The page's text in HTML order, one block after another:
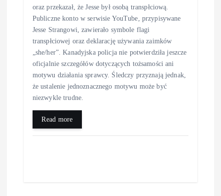
oraz przekazał, że Jesse był osobą transpłciową.
Publiczne konto w serwisie YouTube, przypisywane
Jesse Strangowi, zawierało symbole flagi
transpłciowej oraz deklarację używania zaimków
„she/her”. Kanadyjska policja nie potwierdziła jeszcze
oficjalnie szczegółów dotyczących tożsamości ani
motywu działania sprawcy. Śledczy przyznają jednak,
że ustalenie jednoznacznego motywu może być
niezwykle trudne.
Read more